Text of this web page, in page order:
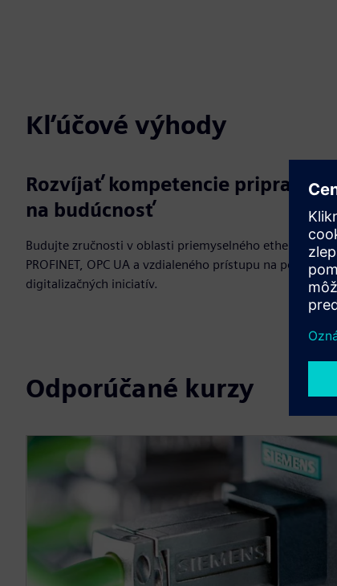
Kľúčové výhody
Rozvíjať kompetencie pripravené
na budúcnosť
Budujte zručnosti v oblasti priemyselného ethernetu,
PROFINET, OPC UA a vzdialeného prístupu na podporu
digitalizačných iniciatív.
Odporúčané kurzy